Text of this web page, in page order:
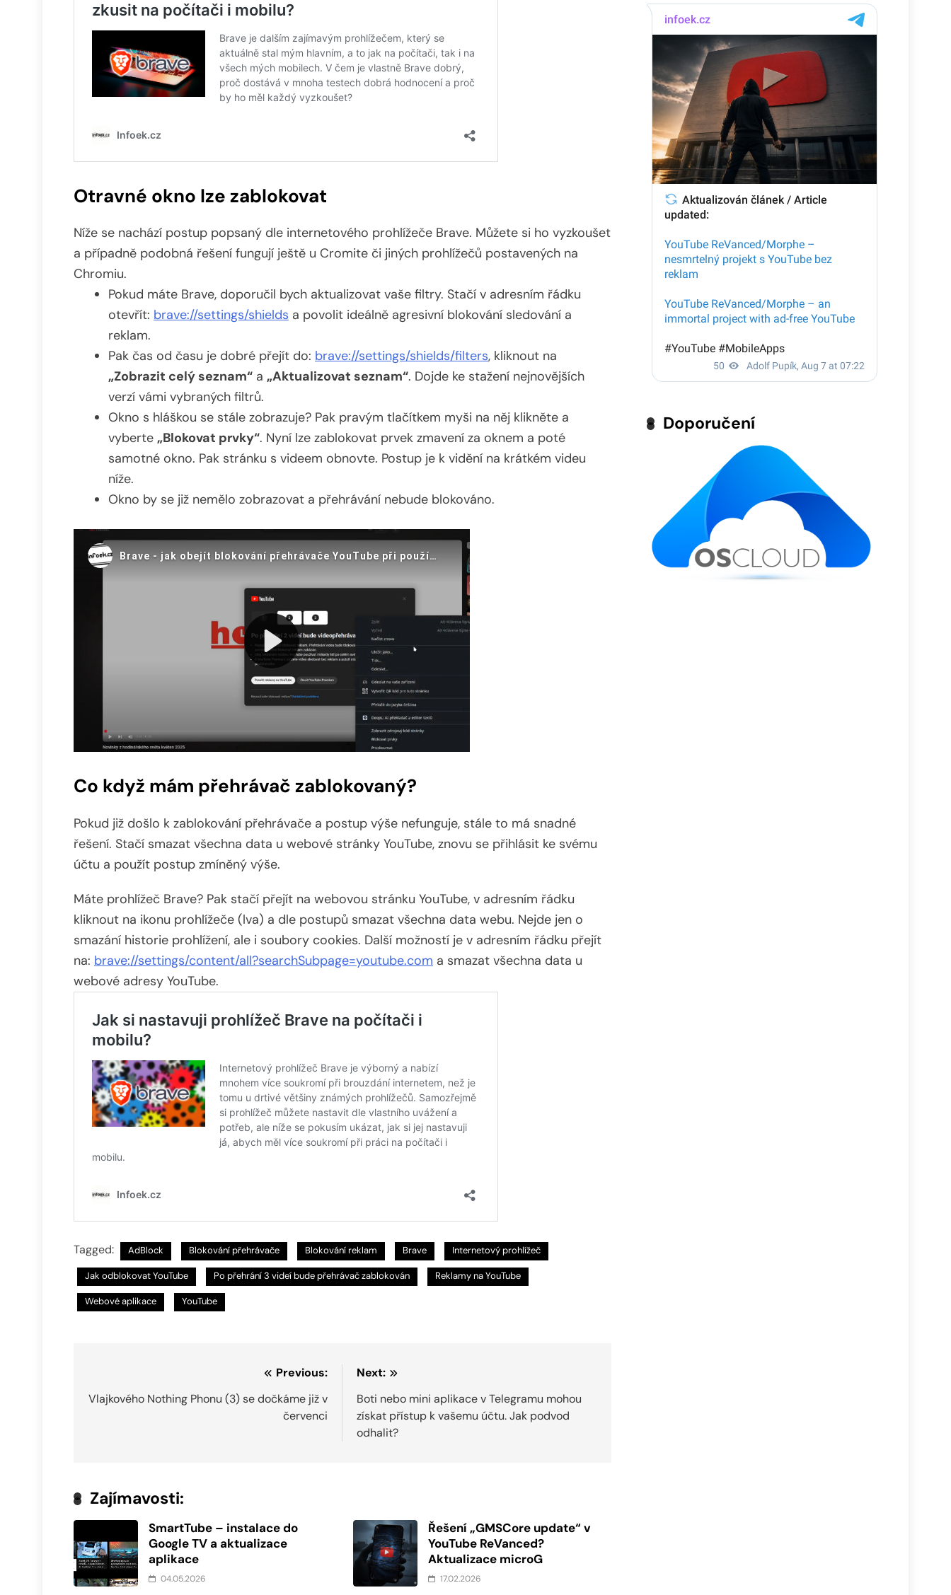
Otravné okno lze zablokovat
Níže se nachází postup popsaný dle internetového prohlížeče Brave. Můžete si ho vyzkoušet
a případně podobná řešení fungují ještě u Cromite či jiných prohlížečů postavených na
Chromiu.
Pokud máte Brave, doporučil bych aktualizovat vaše filtry. Stačí v adresním řádku
otevřít: brave://settings/shields a povolit ideálně agresivní blokování sledování a
reklam.
Pak čas od času je dobré přejít do: brave://settings/shields/filters, kliknout na
„Zobrazit celý seznam“ a „Aktualizovat seznam“. Dojde ke stažení nejnovějších
verzí vámi vybraných filtrů.
Okno s hláškou se stále zobrazuje? Pak pravým tlačítkem myši na něj klikněte a
vyberte „Blokovat prvky“. Nyní lze zablokovat prvek zmavení za oknem a poté
samotné okno. Pak stránku s videem obnovte. Postup je k vidění na krátkém videu
níže.
Okno by se již nemělo zobrazovat a přehrávání nebude blokováno.
Co když mám přehrávač zablokovaný?
Pokud již došlo k zablokování přehrávače a postup výše nefunguje, stále to má snadné
řešení. Stačí smazat všechna data u webové stránky YouTube, znovu se přihlásit ke svému
účtu a použít postup zmíněný výše.
Máte prohlížeč Brave? Pak stačí přejít na webovou stránku YouTube, v adresním řádku
kliknout na ikonu prohlížeče (lva) a dle postupů smazat všechna data webu. Nejde jen o
smazání historie prohlížení, ale i soubory cookies. Další možností je v adresním řádku přejít
na: brave://settings/content/all?searchSubpage=youtube.com a smazat všechna data u
webové adresy YouTube.
Tagged: AdBlock Blokování přehrávače Blokování reklam Brave Internetový prohlížeč
Jak odblokovat YouTube Po přehrání 3 videí bude přehrávač zablokován Reklamy na YouTube
Webové aplikace YouTube
pro
Previous:
Vlajkového Nothing Phonu (3) se dočkáme již v
červenci
Next:
Boti nebo mini aplikace v Telegramu mohou
získat přístup k vašemu účtu. Jak podvod
odhalit?
Zajímavosti:
SmartTube – instalace do
Google TV a aktualizace
aplikace
04.05.2026
Řešení „GMSCore update“ v
YouTube ReVanced?
Aktualizace microG
17.02.2026
Doporučení